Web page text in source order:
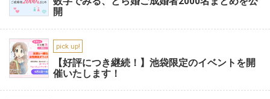
開
pick up!
【好評につき継続！】池袋限定のイベントを開
催いたします！